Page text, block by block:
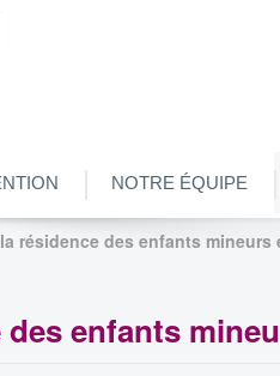
NOTRE ÉQUIPE
résidence des enfants
enfants